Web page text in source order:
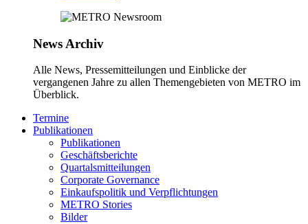
News Archiv
Alle News, Pressemitteilungen und Einblicke der
vergangenen Jahre zu allen Themengebieten von METRO im
Überblick.
Termine
Publikationen
Publikationen
Geschäftsberichte
Quartalsmitteilungen
Corporate Governance
Einkaufspolitik und Verpflichtungen
METRO Stories
Bilder